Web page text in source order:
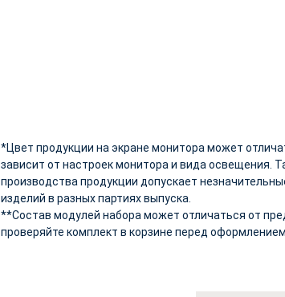
*Цвет продукции на экране монитора может
зависит от настроек монитора и вида освещения.
производства продукции допускает
изделий в разных партиях выпуска.
**Состав модулей набора может отличаться от
проверяйте комплект в корзине перед оформлением